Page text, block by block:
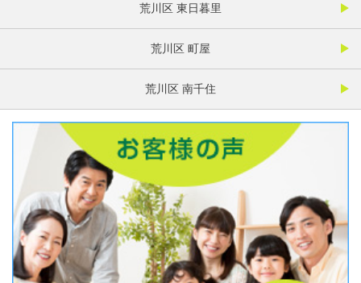
荒川区 東日暮里
荒川区 町屋
荒川区 南千住